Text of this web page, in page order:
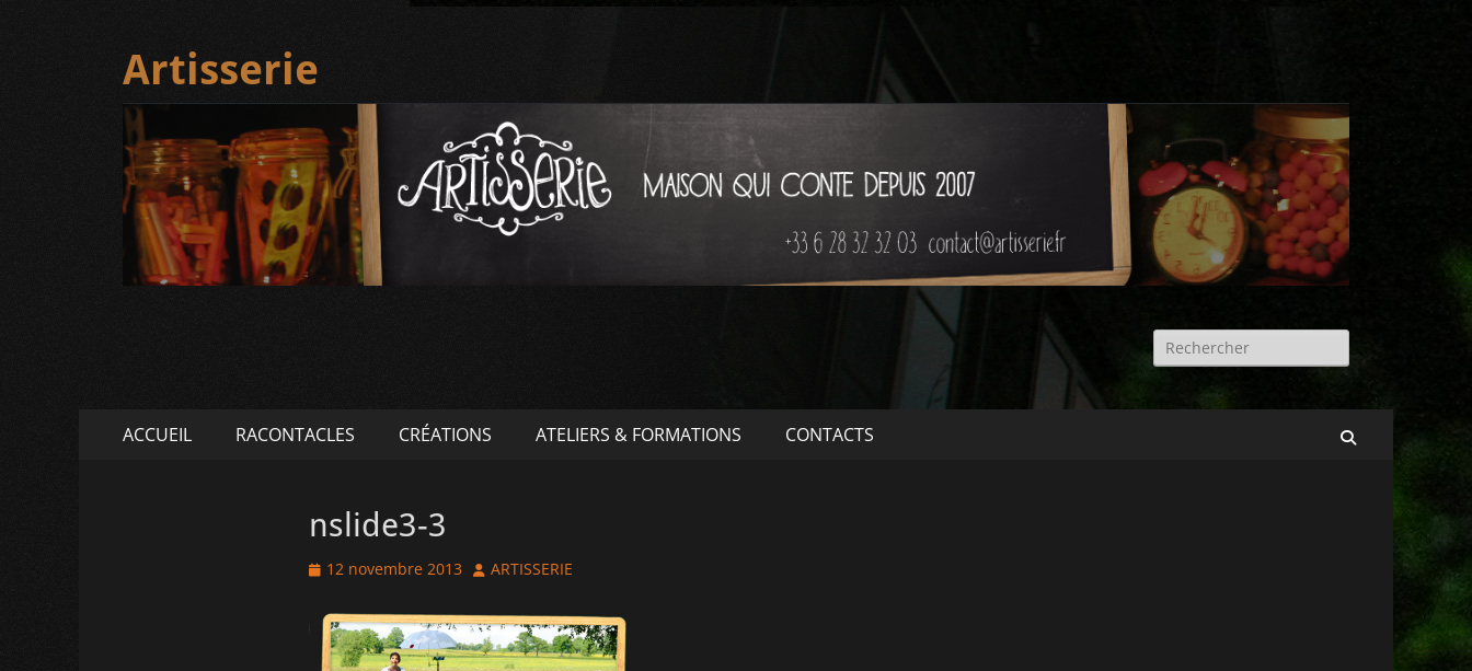
Artisserie
Rechercher :
Menu
ACCUEIL RACONTACLES CRÉATIONS ATELIERS & FORMATIONS CONTACTS
nslide3-3
Posted
12 novembre 2013 Author
ARTISSERIE